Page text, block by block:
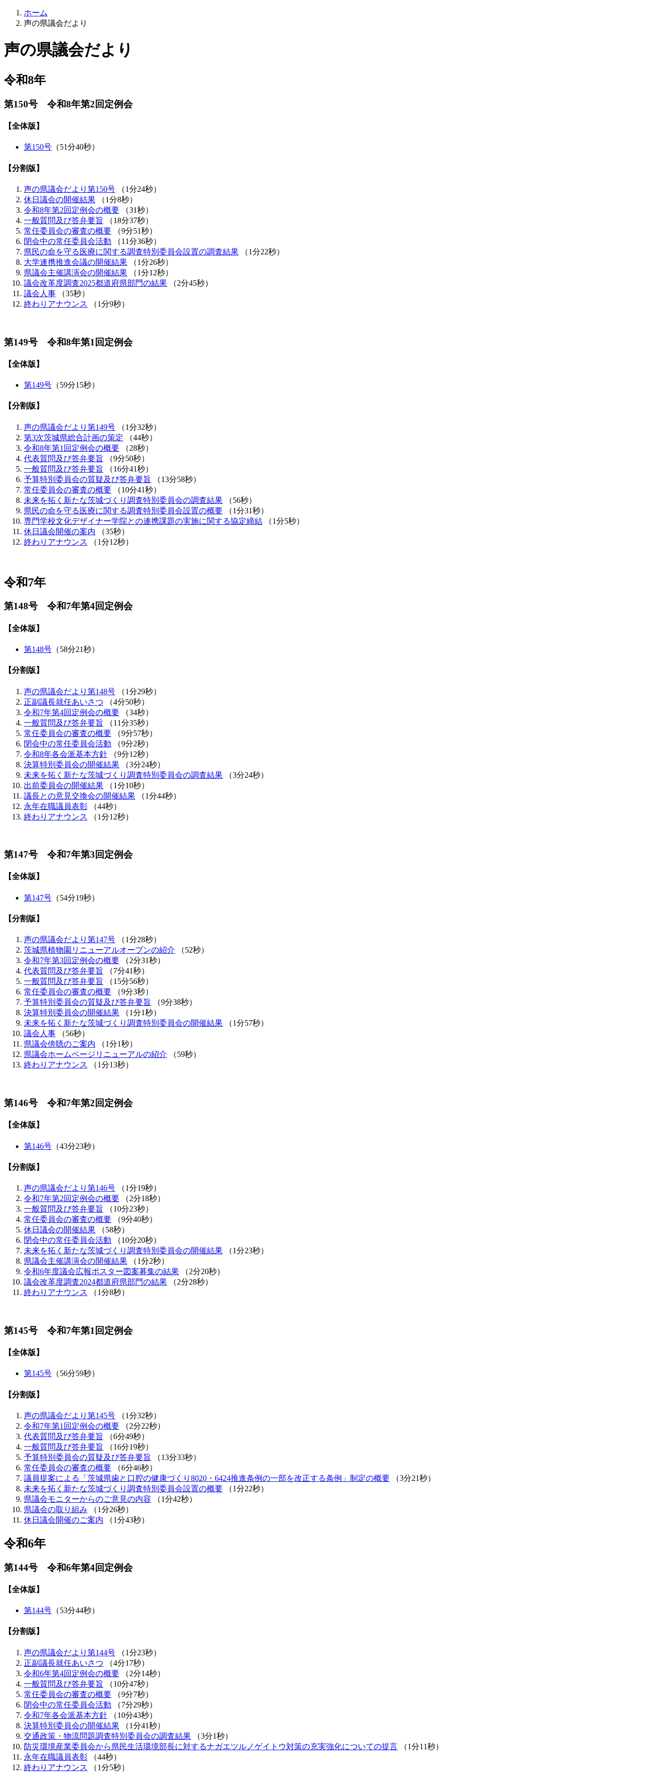
ホーム
声の県議会だより
声の県議会だより
令和8年
第150号 令和8年第2回定例会
【全体版】
第150号 （51分40秒）
【分割版】
声の県議会だより第150号 （1分24秒）
休日議会の開催結果 （1分8秒）
令和8年第2回定例会の概要 （31秒）
一般質問及び答弁要旨
（18分37秒）
常任委員会の審査の概要 （9分51秒）
閉会中の常任委員会活動 （11分36秒）
県民の命を守る医療に関する調査特別委員会設置の調査結果 （1分22秒）
大学連携推進会議の開催結果 （1分26秒）
県議会主催講演会の開催結果 （1分12秒）
議会改革度調査2025都道府県部門の結果 （2分45秒）
議会人事 （35秒）
終わりアナウンス
（1分9秒）
第149号 令和8年第1回定例会
【全体版】
第149号 （59分15秒）
【分割版】
声の県議会だより第149号 （1分32秒）
第3次茨城県総合計画の策定 （44秒）
令和8年第1回定例会の概要 （28秒）
代表質問及び答弁要旨
（9分50秒）
一般質問及び答弁要旨
（16分41秒）
予算特別委員会の質疑及び答弁要旨
（13分58秒）
常任委員会の審査の概要 （10分41秒）
未来を拓く新たな茨城づくり調査特別委員会の調査結果 （56秒）
県民の命を守る医療に関する調査特別委員会設置の概要 （1分31秒）
専門学校文化デザイナー学院との連携課題の実施に関する協定締結 （1分5秒）
休日議会開催の案内 （35秒）
終わりアナウンス
（1分12秒）
令和7年
第148号 令和7年第4回定例会
【全体版】
第148号 （58分21秒）
【分割版】
声の県議会だより第148号 （1分29秒）
正副議長就任あいさつ （4分50秒）
令和7年第4回定例会の概要 （34秒）
一般質問及び答弁要旨
（11分35秒）
常任委員会の審査の概要 （9分57秒）
閉会中の常任委員会活動 （9分2秒）
令和8年各会派基本方針 （9分12秒）
決算特別委員会の開催結果 （3分24秒）
未来を拓く新たな茨城づくり調査特別委員会の調査結果 （3分24秒）
出前委員会の開催結果 （1分10秒）
議長との意見交換会の開催結果 （1分44秒）
永年在職議員表彰 （44秒）
終わりアナウンス
（1分12秒）
第147号 令和7年第3回定例会
【全体版】
第147号 （54分19秒）
【分割版】
声の県議会だより第147号 （1分28秒）
茨城県植物園リニューアルオープンの紹介 （52秒）
令和7年第3回定例会の概要 （2分31秒）
代表質問及び答弁要旨
（7分41秒）
一般質問及び答弁要旨
（15分56秒）
常任委員会の審査の概要 （9分3秒）
予算特別委員会の質疑及び答弁要旨
（9分38秒）
決算特別委員会の開催結果 （1分1秒）
未来を拓く新たな茨城づくり調査特別委員会の開催結果 （1分57秒）
議会人事 （56秒）
県議会傍聴のご案内 （1分1秒）
県議会ホームページリニューアルの紹介 （59秒）
終わりアナウンス
（1分13秒）
第146号 令和7年第2回定例会
【全体版】
第146号 （43分23秒）
【分割版】
声の県議会だより第146号 （1分19秒）
令和7年第2回定例会の概要 （2分18秒）
一般質問及び答弁要旨
（10分23秒）
常任委員会の審査の概要 （9分40秒）
休日議会の開催結果 （58秒）
閉会中の常任委員会活動 （10分20秒）
未来を拓く新たな茨城づくり調査特別委員会の開催結果 （1分23秒）
県議会主催講演会の開催結果 （1分2秒）
令和6年度議会広報ポスター図案募集の結果 （2分20秒）
議会改革度調査2024都道府県部門の結果 （2分28秒）
終わりアナウンス
（1分8秒）
第145号 令和7年第1回定例会
【全体版】
第145号 （56分59秒）
【分割版】
声の県議会だより第145号 （1分32秒）
令和7年第1回定例会の概要 （2分22秒）
代表質問及び答弁要旨
（6分49秒）
一般質問及び答弁要旨
（16分19秒）
予算特別委員会の質疑及び答弁要旨
（13分33秒）
常任委員会の審査の概要 （6分46秒）
議員提案による「茨城県歯と口腔の健康づくり8020・6424推進条例の一部を改正する条例」制定の概要 （3分21秒）
未来を拓く新たな茨城づくり調査特別委員会設置の概要 （1分22秒）
県議会モニターからのご意見の内容 （1分42秒）
県議会の取り組み （1分26秒）
休日議会開催のご案内 （1分43秒）
令和6年
第144号 令和6年第4回定例会
【全体版】
第144号 （53分44秒）
【分割版】
声の県議会だより第144号 （1分23秒）
正副議長就任あいさつ （4分17秒）
令和6年第4回定例会の概要 （2分14秒）
一般質問及び答弁要旨
（10分47秒）
常任委員会の審査の概要 （9分7秒）
閉会中の常任委員会活動 （7分29秒）
令和7年各会派基本方針 （10分43秒）
決算特別委員会の開催結果 （1分41秒）
交通政策・物流問題調査特別委員会の調査結果 （3分1秒）
防災環境産業委員会から県民生活環境部長に対するナガエツルノゲイトウ対策の充実強化についての提言 （1分11秒）
永年在職議員表彰 （44秒）
終わりアナウンス
（1分5秒）